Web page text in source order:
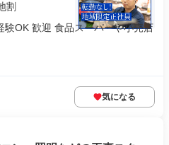
割
験OK 歓迎 食品スーパーや小売店
気になる